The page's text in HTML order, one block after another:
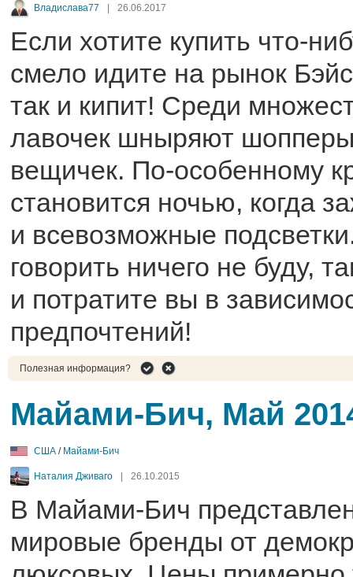
Владислава77 26.06.2017
Если хотите купить что-
смело идите на рынок
так и кипит! Среди
лавочек шныряют шопперы
вещичек. По-особенному
становится ночью, когда
и всевозможные
говорить ничего не буду,
и потратите вы в
предпочтений!
Полезная информация?
Майами-Бич, Май
США / Майами-Бич
Наталия Дживаго 26.10.2015
В Майами-Бич
мировые бренды от